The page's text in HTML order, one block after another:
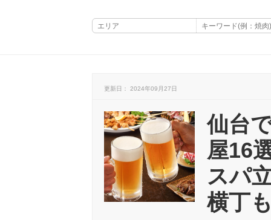
更新日： 2024年09月27日
仙台
屋16
スパ
横丁